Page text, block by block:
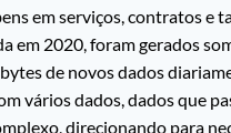
em serviços, contratos e
2020, foram gerados
de novos dados
vários dados, dados que
direcionando para